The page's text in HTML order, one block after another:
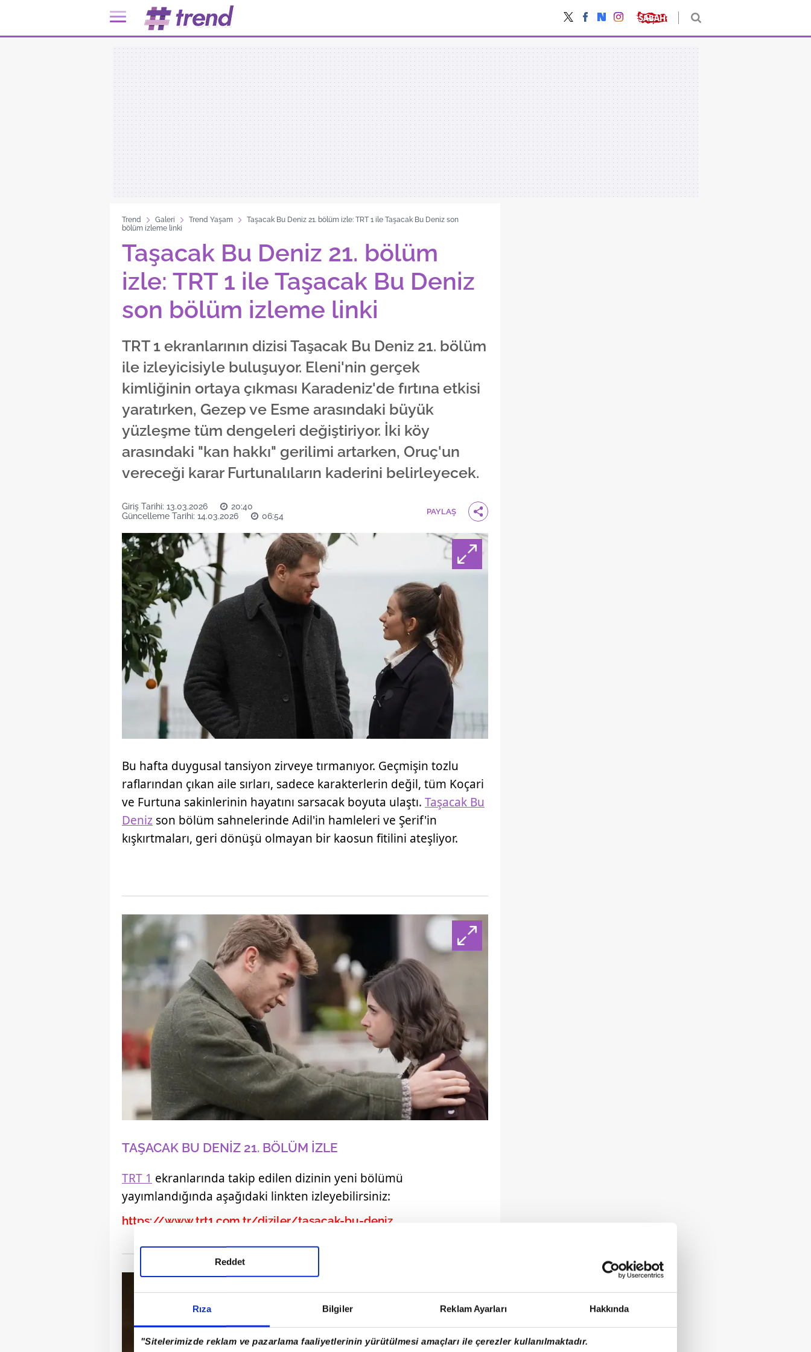
Rıza Bilgiler Reklam Ayarları Hakkında
"Sitelerimizde reklam ve pazarlama faaliyetlerinin yürütülmesi amaçları ile çerezler kullanılmaktadır.
Reddet
Trend Galeri Trend Yaşam
Taşacak Bu Deniz 21. bölüm izle: TRT 1 ile Taşacak Bu Deniz son
bölüm izleme linki
Taşacak Bu Deniz 21. bölüm
izle: TRT 1 ile Taşacak Bu Deniz
son bölüm izleme linki
TRT 1 ekranlarının dizisi Taşacak Bu Deniz 21. bölüm
ile izleyicisiyle buluşuyor. Eleni'nin gerçek
kimliğinin ortaya çıkması Karadeniz'de fırtına etkisi
yaratırken, Gezep ve Esme arasındaki büyük
yüzleşme tüm dengeleri değiştiriyor. İki köy
arasındaki "kan hakkı" gerilimi artarken, Oruç'un
vereceği karar Furtunalıların kaderini belirleyecek.
Giriş Tarihi: 13.03.2026
20:40
Güncelleme Tarihi: 14.03.2026
06:54 PAYLAŞ
Bu hafta duygusal tansiyon zirveye tırmanıyor. Geçmişin tozlu
raflarından çıkan aile sırları, sadece karakterlerin değil, tüm Koçari
ve Furtuna sakinlerinin hayatını sarsacak boyuta ulaştı. Taşacak Bu
Deniz son bölüm sahnelerinde Adil'in hamleleri ve Şerif'in
kışkırtmaları, geri dönüşü olmayan bir kaosun fitilini ateşliyor.
TAŞACAK BU DENİZ 21. BÖLÜM İZLE
TRT 1 ekranlarında takip edilen dizinin yeni bölümü
yayımlandığında aşağıdaki linkten izleyebilirsiniz:
https://www.trt1.com.tr/diziler/tasacak-bu-deniz